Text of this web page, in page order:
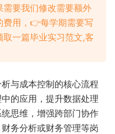
要我们修改需要额外
费用，👉每学期需要写
一篇毕业实习范文,客
与成本控制的核心流程
的应用，提升数据处理
思维，增强跨部门协作
务分析或财务管理等岗